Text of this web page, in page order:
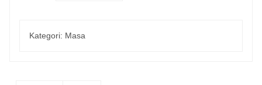
Kategori: Masa